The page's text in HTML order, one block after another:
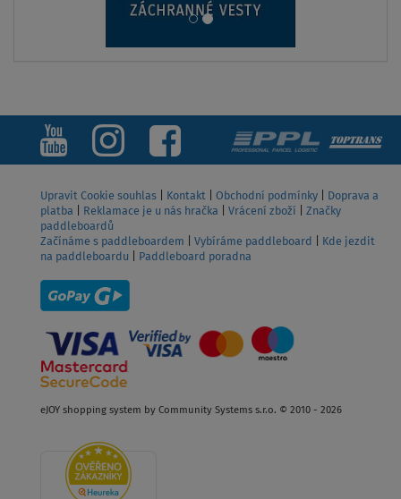
Upravit Cookie souhlas Kontakt Obchodní podmínky
Doprava a
platba
Reklamace je u nás hračka Vrácení zboží
Značky
paddleboardů
Začínáme s paddleboardem
Vybíráme paddleboard
Kde jezdit
na paddleboardu
Paddleboard poradna
eJOY shopping system by Community Systems s.r.o. © 2010 - 2026